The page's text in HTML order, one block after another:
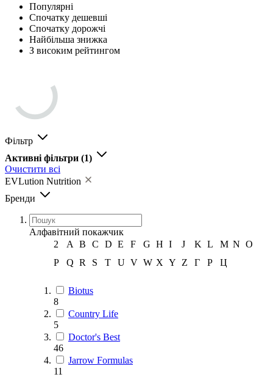
Популярні
Спочатку дешевші
Спочатку дорожчі
Найбільша знижка
З високим рейтингом
Фільтр
Активні фільтри (1)
Очистити всі
EVLution Nutrition
Бренди
Алфавітний покажчик
2
A B C D E F G H I J K L M N O
P
Q R S T U V W X Y Z Г Р Ц
Biotus
8
Country Life
5
Doctor's Best
46
Jarrow Formulas
11